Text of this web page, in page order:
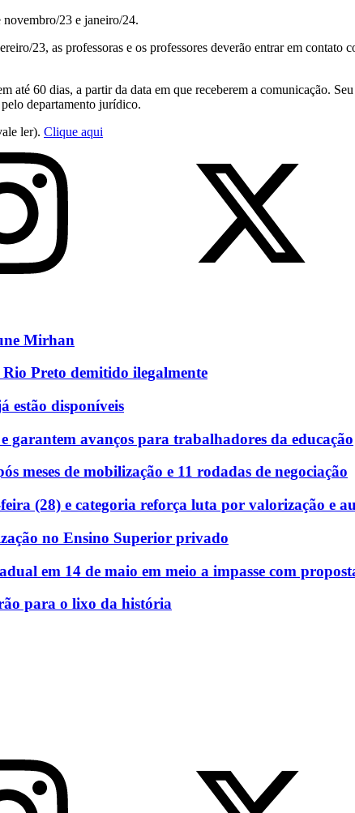
novembro/23 e janeiro/24.
23, as professoras e os professores deverão entrar em
até 60 dias, a partir da data em que receberem a comunicação.
departamento jurídico.
ler). Clique aqui
Mirhan
Preto demitido ilegalmente
estão disponíveis
garantem avanços para trabalhadores da educação
meses de mobilização e 11 rodadas de negociação
(28) e categoria reforça luta por valorização e
no Ensino Superior privado
em 14 de maio em meio a impasse com
para o lixo da história